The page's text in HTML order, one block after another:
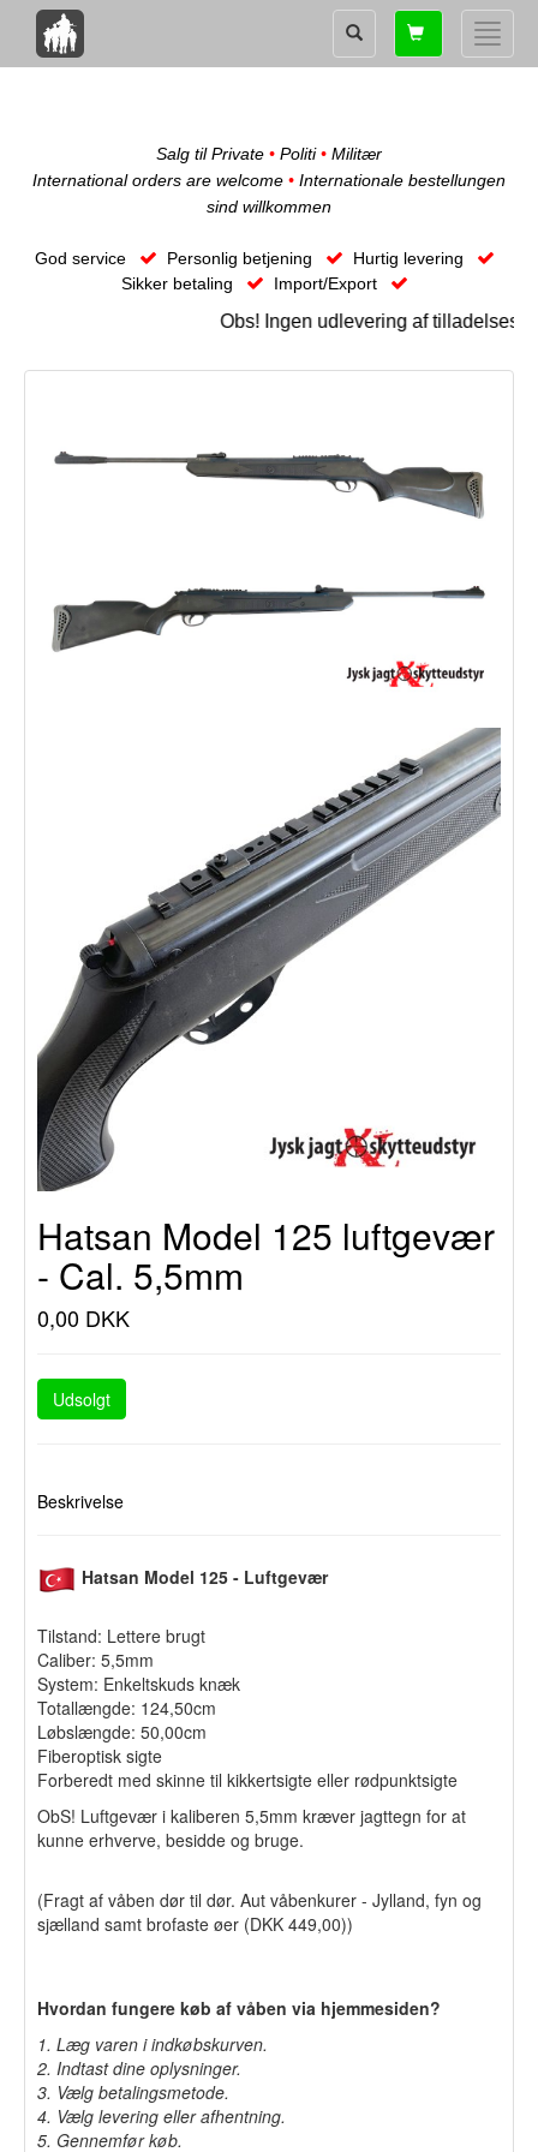
Toggle
Shopping
card
Salg til Private • Politi• Militær
International orders are welcome • Internationale bestellungen
sind willkommen
God service Personlig betjening
Hurtig levering
Sikker betaling
Import/Export
Obs! Ingen udlevering af
Hatsan Model 125 luftgevær
- Cal. 5,5mm
0,00 DKK
Udsolgt
Beskrivelse
Hatsan Model 125 - Luftgevær
Tilstand: Lettere brugt
Caliber: 5,5mm
System: Enkeltskuds knæk
Totallængde: 124,50cm
Løbslængde: 50,00cm
Fiberoptisk sigte
Forberedt med skinne til kikkertsigte eller rødpunktsigte
ObS! Luftgevær i kaliberen 5,5mm kræver jagttegn for at
kunne erhverve, besidde og bruge.
(Fragt af våben dør til dør. Aut våbenkurer - Jylland, fyn og
sjælland samt brofaste øer (DKK 449,00))
Hvordan fungere køb af våben via hjemmesiden?
1. Læg varen i indkøbskurven.
2. Indtast dine oplysninger.
3. Vælg betalingsmetode.
4. Vælg levering eller afhentning.
5. Gennemfør køb.